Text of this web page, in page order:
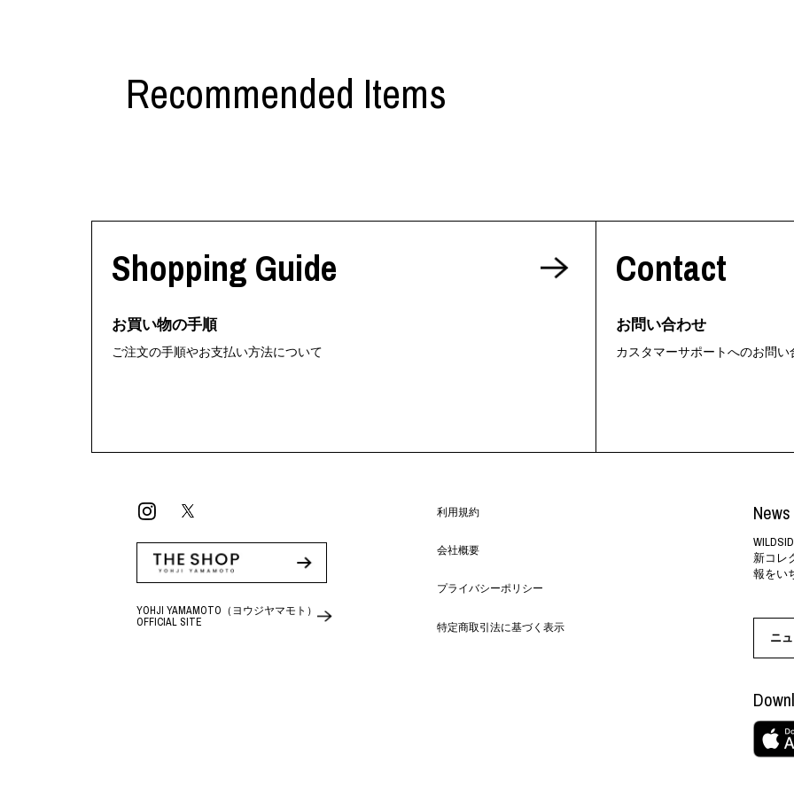
Recommended Items
Shopping Guide
お買い物の手順
ご注文の手順やお支払い方法について
Contact
お問い合わせ
カスタマーサポートへのお問い
YOHJI YAMAMOTO（ヨウジヤマモト）
OFFICIAL SITE
利用規約
会社概要
プライバシーポリシー
特定商取引法に基づく表示
新コレ
報をい
ニ